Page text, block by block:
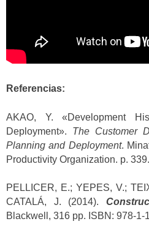
Referencias:
AKAO, Y. «Development
Deployment». The Customer
Planning and Deployment.
Productivity Organization. p. 339.
PELLICER, E.; YEPES, V.;
CATALÁ, J. (2014).
Blackwell, 316 pp. ISBN: 978-1-